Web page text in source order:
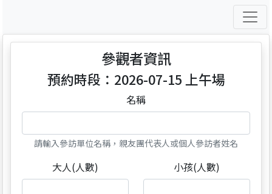
參觀者資訊
預約時段：2026-07-15 上午場
名稱
請輸入參訪單位名稱，親友團代表人或個人參訪者姓名
大人(人數) 小孩(人數)